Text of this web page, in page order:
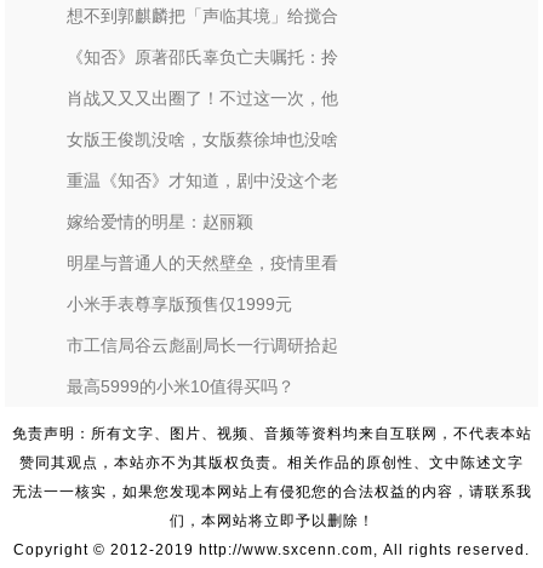
想不到郭麒麟把「声临其境」给搅合
《知否》原著邵氏辜负亡夫嘱托：拎
肖战又又又出圈了！不过这一次，他
女版王俊凯没啥，女版蔡徐坤也没啥
重温《知否》才知道，剧中没这个老
嫁给爱情的明星：赵丽颖
明星与普通人的天然壁垒，疫情里看
小米手表尊享版预售仅1999元
市工信局谷云彪副局长一行调研拾起
最高5999的小米10值得买吗？
免责声明：所有文字、图片、视频、音频等资料均来自互联网，不代表本站
赞同其观点，本站亦不为其版权负责。相关作品的原创性、文中陈述文字
无法一一核实，如果您发现本网站上有侵犯您的合法权益的内容，请联系我
们，本网站将立即予以删除！
Copyright © 2012-2019 http://www.sxcenn.com, All rights reserved.